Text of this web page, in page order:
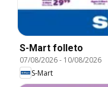
S-Mart folleto
07/08/2026- 10/08/2026
S-Mart